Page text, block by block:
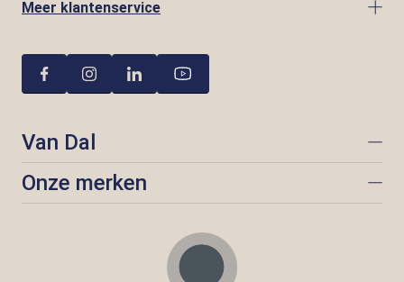
Meer klantenservice
Van Dal
Onze merken